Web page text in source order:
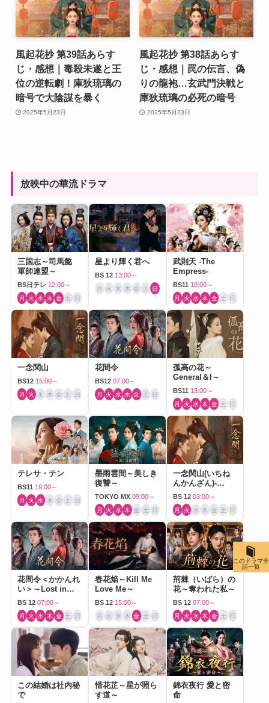
風起花抄 第39話あらす
じ・感想｜毒殺未遂と王
位の逆転劇！庫狄琉璃の
暗号で大陰謀を暴く
2025年5月23日
風起花抄 第38話あらす
じ・感想｜罠の伝言、偽
りの龍袍…玄武門決戦と
庫狄琉璃の必死の暗号
2025年5月23日
放映中の華流ドラマ
三国志～司馬懿
軍師連盟～
BS日テレ 12:00～
月 火 水 木 金 土 日
星より輝く君へ
BS 12 13:00～
月 火 水 木 金 土 日
武則天 -The
Empress-
BS11 10:00～
月 火 水 木 金 土 日
一念関山
BS12 15:00～
月 火 水 木 金 土 日
花間令
BS12 07:00～
月 火 水 木 金 土 日
孤高の花～
General＆I～
BS11 13:00～
月 火 水 木 金 土 日
テレサ・テン
BS11 19:00～
月 火 水 木 金 土 日
墨雨雲間～美しき
復讐～
TOKYO MX 09:00～
月 火 水 木 金 土 日
一念関山(いちね
んかんざん)-
Journey to Love-
BS 12 03:00～
月 火 水 木 金 土 日
花間令＜かかんれ
い＞～Lost in
Love～
BS 12 07:00～
月 火 水 木 金 土 日
春花焔～Kill Me
Love Me～
BS 12 15:00～
月 火 水 木 金 土 日
荊棘（いばら）の
花～奪われた私～
BS 12 07:00～
月 火 水 木 金 土 日
この結婚は社内秘
で
惜花芷～星が照ら
す道～
錦衣夜行 愛と密
命
このドラマ全
話一覧